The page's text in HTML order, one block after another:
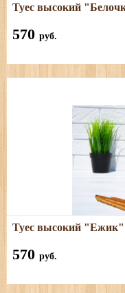
Размеры: диаметр -
объём - 1 л Туесок
Туес высокий
570 руб.
Размеры: диаметр -
объём - 1л. Туесок
Туес высокий "Ежик"
570 руб.